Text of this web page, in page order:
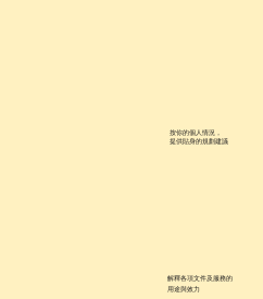
解釋各項文件及服務的
用途與效力
按你的個人情況，
提供貼身的規劃建議